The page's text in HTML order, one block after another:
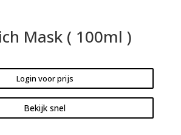
Mask ( 100ml )
Login voor prijs
Bekijk snel